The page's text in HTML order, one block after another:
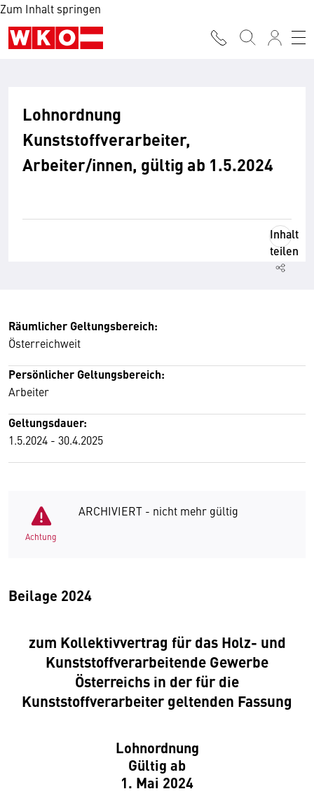
Zum Inhalt springen
Lohnordnung
Kunststoffverarbeiter,
Arbeiter/innen, gültig ab 1.5.2024
Inhalt
teilen
Räumlicher Geltungsbereich:
Österreichweit
Persönlicher Geltungsbereich:
Arbeiter
Geltungsdauer:
1.5.2024 - 30.4.2025
Achtung
ARCHIVIERT - nicht mehr gültig
Beilage 2024
zum Kollektivvertrag für das Holz- und
Kunststoffverarbeitende Gewerbe
Österreichs in der für die
Kunststoffverarbeiter geltenden Fassung
Lohnordnung
Gültig ab
1. Mai 2024